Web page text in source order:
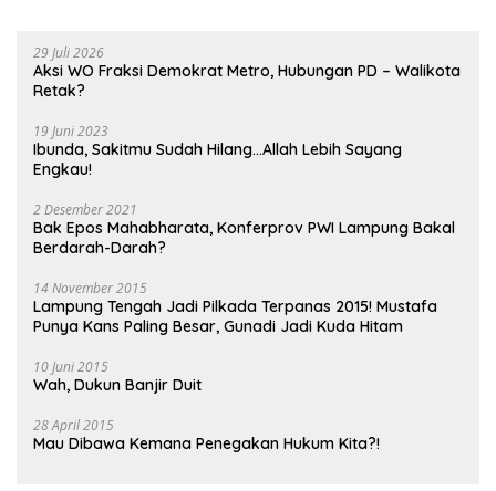
29 Juli 2026
Aksi WO Fraksi Demokrat Metro, Hubungan PD – Walikota
Retak?
19 Juni 2023
Ibunda, Sakitmu Sudah Hilang…Allah Lebih Sayang
Engkau!
2 Desember 2021
Bak Epos Mahabharata, Konferprov PWI Lampung Bakal
Berdarah-Darah?
14 November 2015
Lampung Tengah Jadi Pilkada Terpanas 2015! Mustafa
Punya Kans Paling Besar, Gunadi Jadi Kuda Hitam
10 Juni 2015
Wah, Dukun Banjir Duit
28 April 2015
Mau Dibawa Kemana Penegakan Hukum Kita?!